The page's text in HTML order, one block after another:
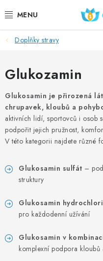
na
DOPLŇKY STRAVY
KOZMETIKA
SPORT
PREHRAMBENI PROIZVODI
TEME
AKCIJSKI
MARKE
Doplňky stravy
Glukozamin
Glukosamin je přirozená
chrupavek, kloubů a
aktivních lidí, sportovců i osob
podpořit jejich pružnost,
V této kategorii najdete různé
Glukosamin sulfát –
struktury
Glukosamin
pro každodenní užívání
Glukosamin v
komplexní podpora kloubů